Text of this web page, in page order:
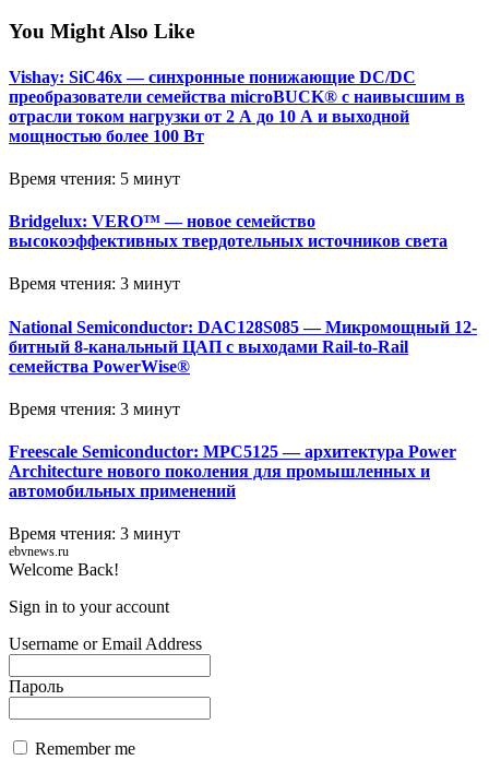
You Might Also Like
Vishay: SiC46x — синхронные понижающие DC/DC
преобразователи семейства microBUCK® с наивысшим в
отрасли током нагрузки от 2 А до 10 А и выходной
мощностью более 100 Вт
Время чтения: 5 минут
Bridgelux: VERO™ — новое семейство
высокоэффективных твердотельных источников света
Время чтения: 3 минут
National Semiconductor: DAC128S085 — Микромощный 12-
битный 8-канальный ЦАП с выходами Rail-to-Rail
семейства PowerWise®
Время чтения: 3 минут
Freescale Semiconductor: MPC5125 — архитектура Power
Architecture нового поколения для промышленных и
автомобильных применений
Время чтения: 3 минут
ebvnews.ru
Welcome Back!
Sign in to your account
Username or Email Address
Пароль
Remember me